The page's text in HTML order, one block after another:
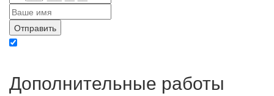
Дополнительные работы